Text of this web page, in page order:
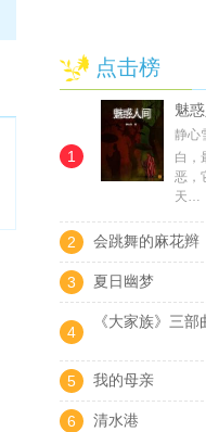
点击榜
1
魅
静心
白，
恶，
天…
2 会跳舞的麻花辫
3 夏日幽梦
4
《大家族》三部
5 我的母亲
6 清水港